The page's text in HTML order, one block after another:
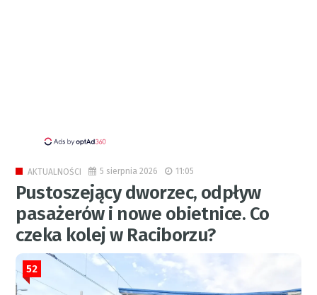
AKTUALNOŚCI 5 sierpnia 2026 11:05
Pustoszejący dworzec, odpływ
pasażerów i nowe obietnice. Co
czeka kolej w Raciborzu?
52